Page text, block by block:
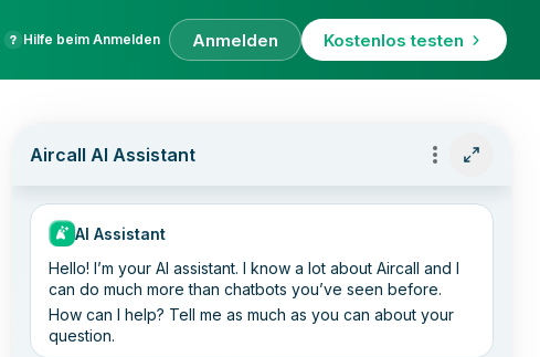
Hilfe beim Anmelden Anmelden Kostenlos testen